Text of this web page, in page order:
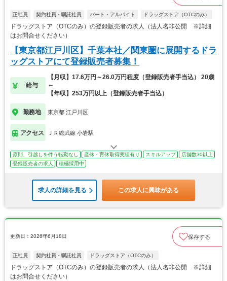
正社員 契約社員・嘱託社員 パート・アルバイト ドラッグストア（OTCのみ）
ドラッグストア（OTCのみ）の登録販売者の求人（法人名非公開 ※詳細
はお問合せください）
【東京都江戸川区】千葉本社／関東圏に展開するドラ
ッグストアにて登録販売者募集！
給与
【月収】17.6万円～26.0万円程度（登録販売者手当込） 20歳
～
【年収】253万円以上（登録販売者手当込）
勤務地 東京都 江戸川区
アクセス ＪＲ総武線 小岩駅
原則、引越しを伴う転勤なし 産休・育休取得実績有り スキルアップ
店舗数30以上
登録販売者の求人
積極採用中
求人の詳細を見る この求人に興味がある
更新日：2026年6月18日 保存する
正社員 契約社員・嘱託社員 ドラッグストア（OTCのみ）
ドラッグストア（OTCのみ）の登録販売者の求人（法人名非公開 ※詳細
はお問合せください）